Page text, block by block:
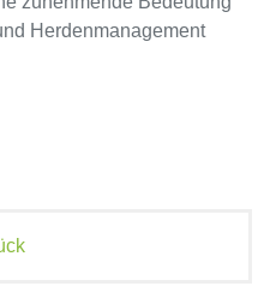
Herdenmanagement